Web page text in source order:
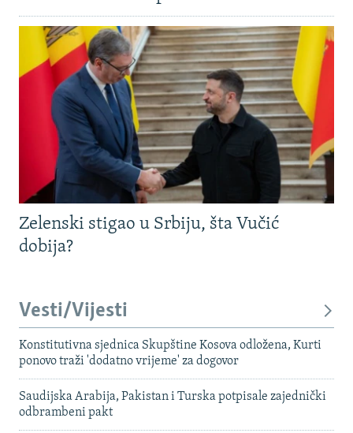
Zelenski stigao u Srbiju, šta Vučić
dobija?
Vesti/Vijesti
Konstitutivna sjednica Skupštine Kosova odložena, Kurti
ponovo traži 'dodatno vrijeme' za dogovor
Saudijska Arabija, Pakistan i Turska potpisale zajednički
odbrambeni pakt